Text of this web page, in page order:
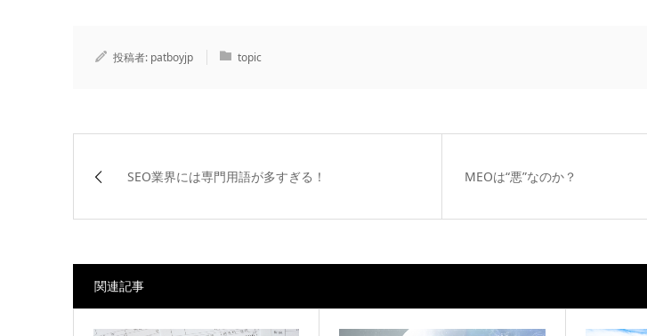
投稿者: patboyjp topic
SEO業界には専門用語が多すぎる！ MEOは“悪”なのか？
関連記事